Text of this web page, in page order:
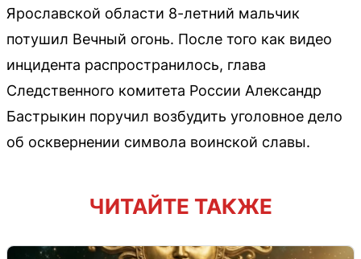
Ярославской области 8-летний мальчик
потушил Вечный огонь. После того как видео
инцидента распространилось, глава
Следственного комитета России Александр
Бастрыкин поручил возбудить уголовное дело
об осквернении символа воинской славы.
ЧИТАЙТЕ ТАКЖЕ